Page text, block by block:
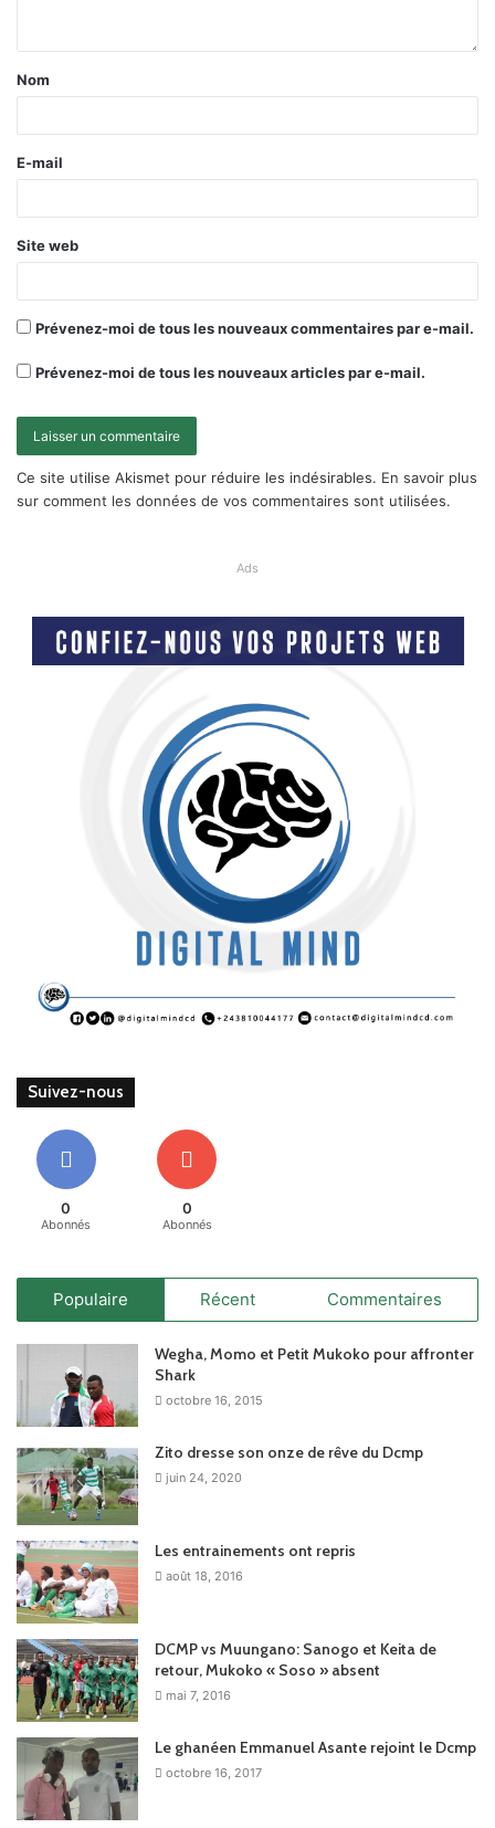
Nom
E-mail
Site web
Prévenez-moi de tous les nouveaux commentaires par e-mail.
Prévenez-moi de tous les nouveaux articles par e-mail.
Ce site utilise Akismet pour réduire les indésirables. En savoir plus
sur comment les données de vos commentaires sont utilisées.
Ads
Suivez-nous
0
Abonnés
0
Abonnés
Populaire Récent Commentaires
Wegha, Momo et Petit Mukoko pour affronter
Shark
octobre 16, 2015
Zito dresse son onze de rêve du Dcmp
juin 24, 2020
Les entrainements ont repris
août 18, 2016
DCMP vs Muungano: Sanogo et Keita de
retour, Mukoko « Soso » absent
mai 7, 2016
Le ghanéen Emmanuel Asante rejoint le Dcmp
octobre 16, 2017